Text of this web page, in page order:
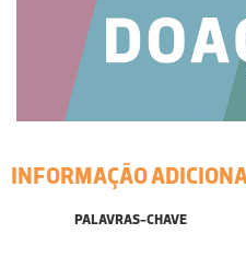
INFORMAÇÃO
PALAVRAS-CHAVE